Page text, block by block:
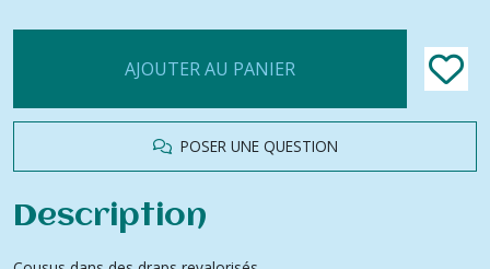
AJOUTER AU PANIER
POSER UNE QUESTION
Description